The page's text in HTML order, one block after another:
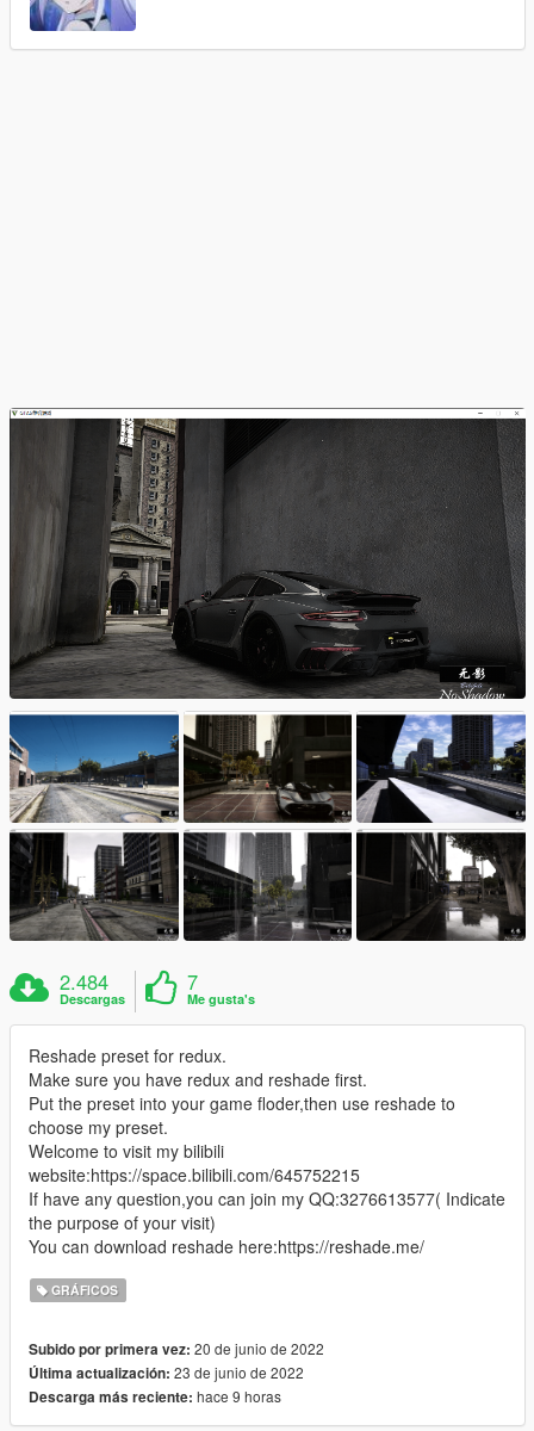
2.484
Descargas
7
Me gusta's
Reshade preset for redux.
Make sure you have redux and reshade first.
Put the preset into your game floder,then use reshade to
choose my preset.
Welcome to visit my bilibili
website:https://space.bilibili.com/645752215
If have any question,you can join my QQ:3276613577( Indicate
the purpose of your visit)
You can download reshade here:https://reshade.me/
GRÁFICOS
Subido por primera vez: 20 de junio de 2022
Última actualización: 23 de junio de 2022
Descarga más reciente: hace 9 horas